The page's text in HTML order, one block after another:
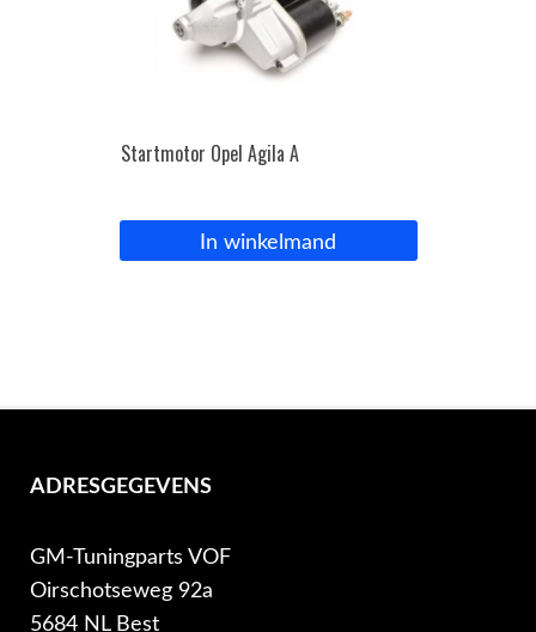
Startmotor Opel Agila A
In winkelmand
ADRESGEGEVENS
GM-Tuningparts VOF
Oirschotseweg 92a
5684 NL Best